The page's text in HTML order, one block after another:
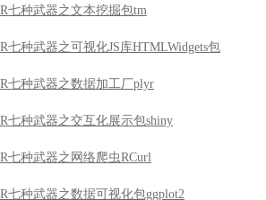
R七种武器之文本挖掘包tm
R七种武器之可视化JS库HTMLWidgets包
R七种武器之数据加工厂plyr
R七种武器之交互化展示包shiny
R七种武器之网络爬虫RCurl
R七种武器之数据可视化包ggplot2